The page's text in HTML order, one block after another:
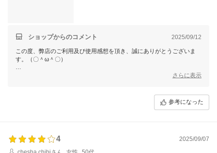
ショップからのコメント 2025/09/12
この度、弊店のご利用及び使用感想を頂き、誠にありがとうございま
す。（〇＾ω＾〇）
ご多用にもかかわらず、丁寧なご使用感想をいただき本当に嬉しい限り
お買い上げ商品は少しでもお客様のお役に立てれば幸いです。
これからもまた何がございましたら、是非お気軽にショップまでお問い
を開始してください。
さらに表示
参考になった
4
2025/09/07